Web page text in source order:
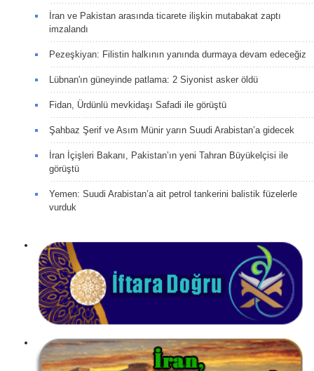
İran ve Pakistan arasında ticarete ilişkin mutabakat zaptı
imzalandı
Pezeşkiyan: Filistin halkının yanında durmaya devam edeceğiz
Lübnan'ın güneyinde patlama: 2 Siyonist asker öldü
Fidan, Ürdünlü mevkidaşı Safadi ile görüştü
Şahbaz Şerif ve Asım Münir yarın Suudi Arabistan’a gidecek
İran İçişleri Bakanı, Pakistan’ın yeni Tahran Büyükelçisi ile
görüştü
Yemen: Suudi Arabistan’a ait petrol tankerini balistik füzelerle
vurduk